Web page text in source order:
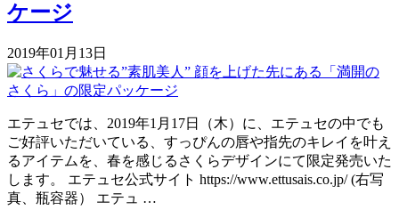
ケージ
2019年01月13日
エテュセでは、2019年1月17日（木）に、エテュセの中でも
ご好評いただいている、すっぴんの唇や指先のキレイを叶え
るアイテムを、春を感じるさくらデザインにて限定発売いた
します。 エテュセ公式サイト https://www.ettusais.co.jp/ (右写
真、瓶容器） エテュ …